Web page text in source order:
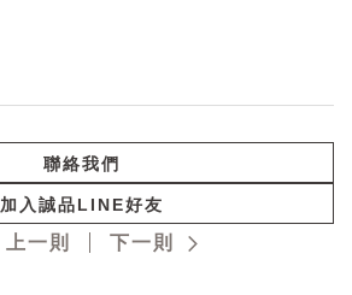
聯絡我們
加入誠品LINE好友
上一則 下一則